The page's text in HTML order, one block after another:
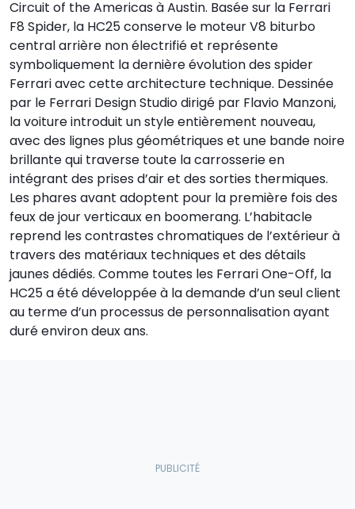
Circuit of the Americas à Austin. Basée sur la Ferrari
F8 Spider, la HC25 conserve le moteur V8 biturbo
central arrière non électrifié et représente
symboliquement la dernière évolution des spider
Ferrari avec cette architecture technique. Dessinée
par le Ferrari Design Studio dirigé par Flavio Manzoni,
la voiture introduit un style entièrement nouveau,
avec des lignes plus géométriques et une bande noire
brillante qui traverse toute la carrosserie en
intégrant des prises d’air et des sorties thermiques.
Les phares avant adoptent pour la première fois des
feux de jour verticaux en boomerang. L’habitacle
reprend les contrastes chromatiques de l’extérieur à
travers des matériaux techniques et des détails
jaunes dédiés. Comme toutes les Ferrari One-Off, la
HC25 a été développée à la demande d’un seul client
au terme d’un processus de personnalisation ayant
duré environ deux ans.